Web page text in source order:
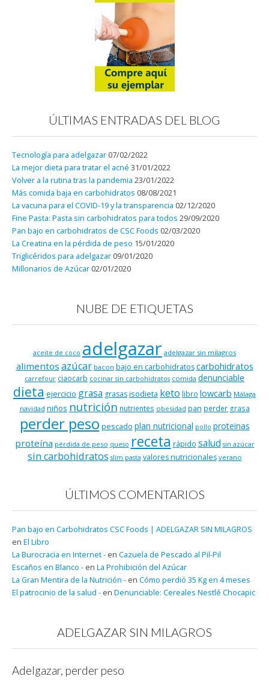
ÚLTIMAS ENTRADAS DEL BLOG
Tecnología para adelgazar 07/02/2022
La mejor dieta para tratar el acné 31/01/2022
Volver a la rutina tras la pandemia 23/01/2022
Más comida baja en carbohidratos 08/08/2021
La vacuna para el COVID-19 y la transparencia 02/12/2020
Fine Pasta: Pasta sin carbohidratos para todos 29/09/2020
Pan bajo en carbohidratos de CSC Foods 02/03/2020
La Creatina en la pérdida de peso 15/01/2020
Triglicéridos para adelgazar 09/01/2020
Millonarios de Azúcar 02/01/2020
NUBE DE ETIQUETAS
aceite de coco adelgazar adelgazar sin milagros
alimentos azúcar bacon bajo en carbohidratos carbohidratos
carrefour ciaocarb cocinar sin carbohidratos comida denunciable
dieta ejercicio grasa grasasisodieta keto libro lowcarb Málaga
navidad niños nutrición nutrientes obesidad pan perder grasa
perder peso pescado plan nutricional pollo proteinas
proteína pérdida de peso queso receta rápido salud sin azúcar
sin carbohidratos slim pasta valores nutricionales verano
ÚLTIMOS COMENTARIOS
Pan bajo en Carbohidratos CSC Foods | ADELGAZAR SIN MILAGROS
en El Libro
La Burocracia en Internet - en Cazuela de Pescado al Pil-Pil
Escaños en Blanco - en La Prohibición del Azúcar
La Gran Mentira de la Nutrición - en Cómo perdió 35 Kg en 4 meses
El patrocinio de la salud - en Denunciable: Cereales Nestlé Chocapic
ADELGAZAR SIN MILAGROS
Adelgazar, perder peso